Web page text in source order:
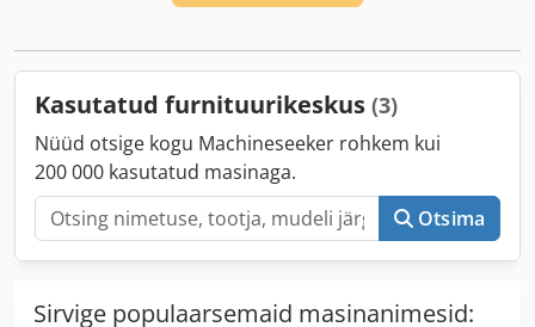
Kasutatud furnituurikeskus (3)
Nüüd otsige kogu Machineseeker rohkem kui
200 000 kasutatud masinaga.
Otsima
Sirvige populaarsemaid masinanimesid: